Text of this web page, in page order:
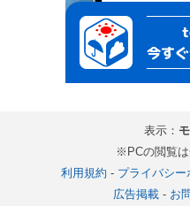
表示：
※PCの閲覧
利用規約 - プライバシー
広告掲載- お